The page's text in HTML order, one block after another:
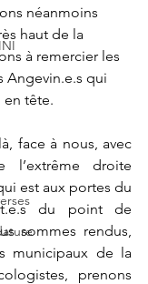
néanmoins
haut de la
à remercier les
Angevin.e.s qui
en tête.
face à nous, avec
l’extrême droite
est aux portes du
du point de
sommes rendus,
municipaux de la
prenons